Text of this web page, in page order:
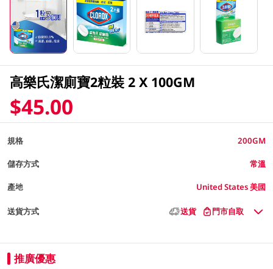
高樂氏潔廁寶2粒裝 2 X 100GM
$45.00
規格 200GM
儲存方式 常溫
產地 United States 美國
送貨方式 送貨 門市自取
推廣優惠